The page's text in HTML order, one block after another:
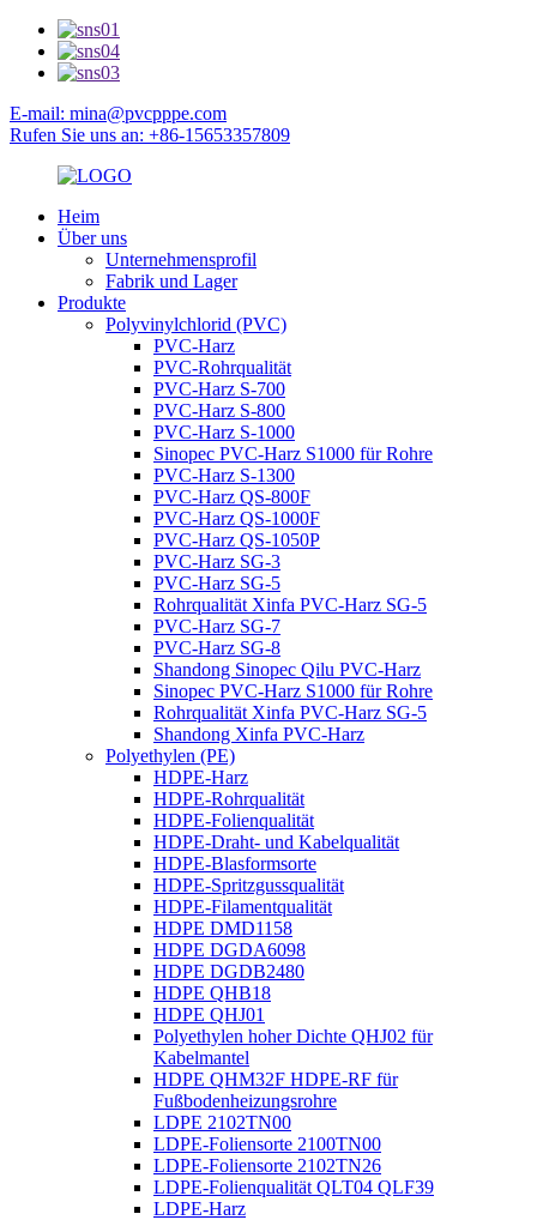
E-mail: mina@pvcpppe.com
Rufen Sie uns an: +86-15653357809
Heim
Über uns
Unternehmensprofil
Fabrik und Lager
Produkte
Polyvinylchlorid (PVC)
PVC-Harz
PVC-Rohrqualität
PVC-Harz S-700
PVC-Harz S-800
PVC-Harz S-1000
Sinopec PVC-Harz S1000 für Rohre
PVC-Harz S-1300
PVC-Harz QS-800F
PVC-Harz QS-1000F
PVC-Harz QS-1050P
PVC-Harz SG-3
PVC-Harz SG-5
Rohrqualität Xinfa PVC-Harz SG-5
PVC-Harz SG-7
PVC-Harz SG-8
Shandong Sinopec Qilu PVC-Harz
Sinopec PVC-Harz S1000 für Rohre
Rohrqualität Xinfa PVC-Harz SG-5
Shandong Xinfa PVC-Harz
Polyethylen (PE)
HDPE-Harz
HDPE-Rohrqualität
HDPE-Folienqualität
HDPE-Draht- und Kabelqualität
HDPE-Blasformsorte
HDPE-Spritzgussqualität
HDPE-Filamentqualität
HDPE DMD1158
HDPE DGDA6098
HDPE DGDB2480
HDPE QHB18
HDPE QHJ01
Polyethylen hoher Dichte QHJ02 für
Kabelmantel
HDPE QHM32F HDPE-RF für
Fußbodenheizungsrohre
LDPE 2102TN00
LDPE-Foliensorte 2100TN00
LDPE-Foliensorte 2102TN26
LDPE-Folienqualität QLT04 QLF39
LDPE-Harz